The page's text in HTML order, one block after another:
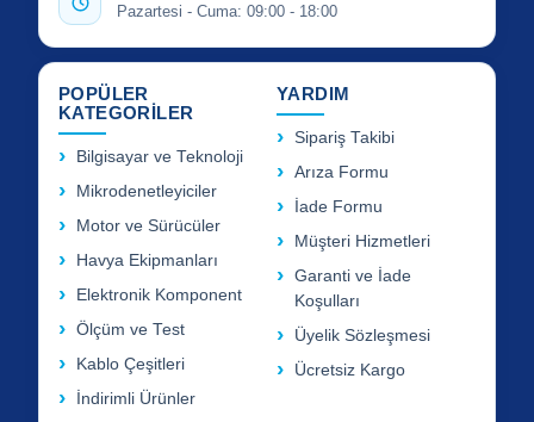
Pazartesi - Cuma: 09:00 - 18:00
POPÜLER
KATEGORİLER
Bilgisayar ve Teknoloji
Mikrodenetleyiciler
Motor ve Sürücüler
Havya Ekipmanları
Elektronik Komponent
Ölçüm ve Test
Kablo Çeşitleri
İndirimli Ürünler
YARDIM
Sipariş Takibi
Arıza Formu
İade Formu
Müşteri Hizmetleri
Garanti ve İade
Koşulları
Üyelik Sözleşmesi
Ücretsiz Kargo